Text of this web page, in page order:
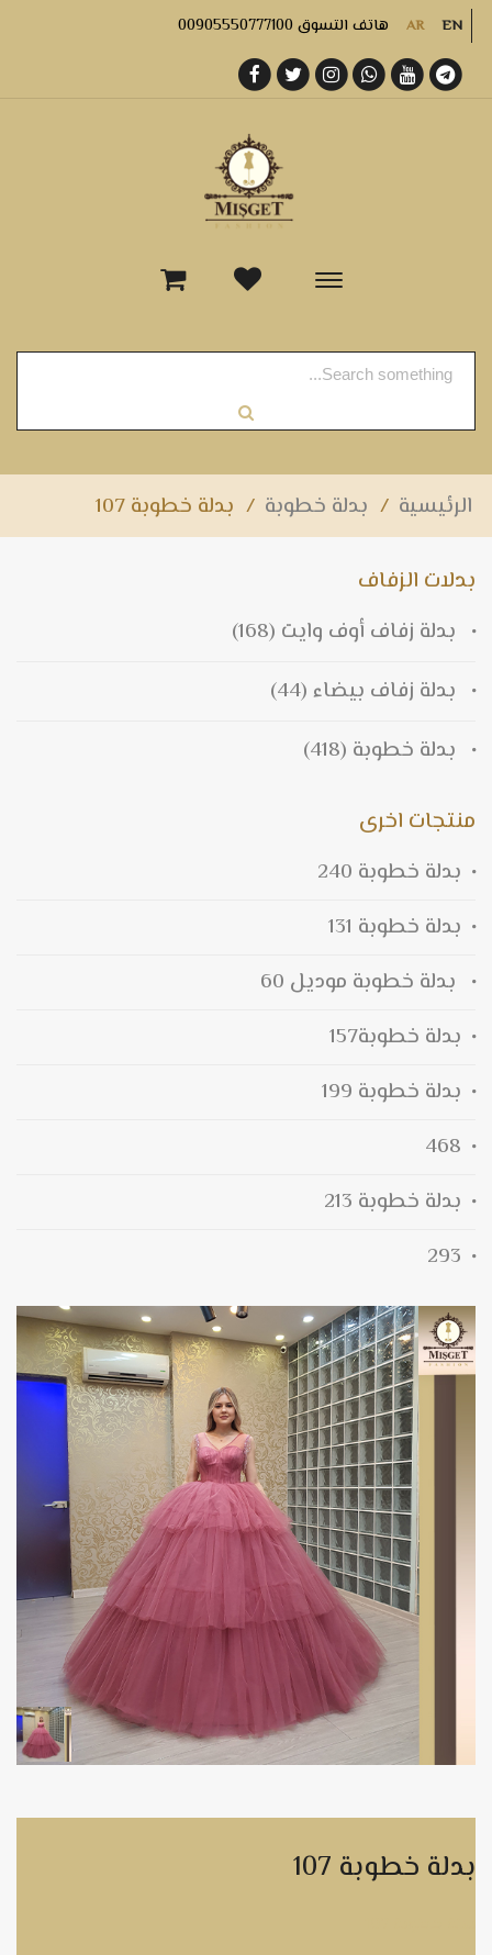
AR EN هاتف التسوق 00905550777100
-
الرئيسية / بدلة خطوبة / بدلة خطوبة 107
بدلات الزفاف
بدلة زفاف أوف وايت (168)
بدلة زفاف بيضاء (44)
بدلة خطوبة (418)
منتجات اخرى
بدلة خطوبة 240
بدلة خطوبة 131
بدلة خطوبة موديل 60
بدلة خطوبة157
بدلة خطوبة 199
468
بدلة خطوبة 213
293
بدلة خطوبة 107